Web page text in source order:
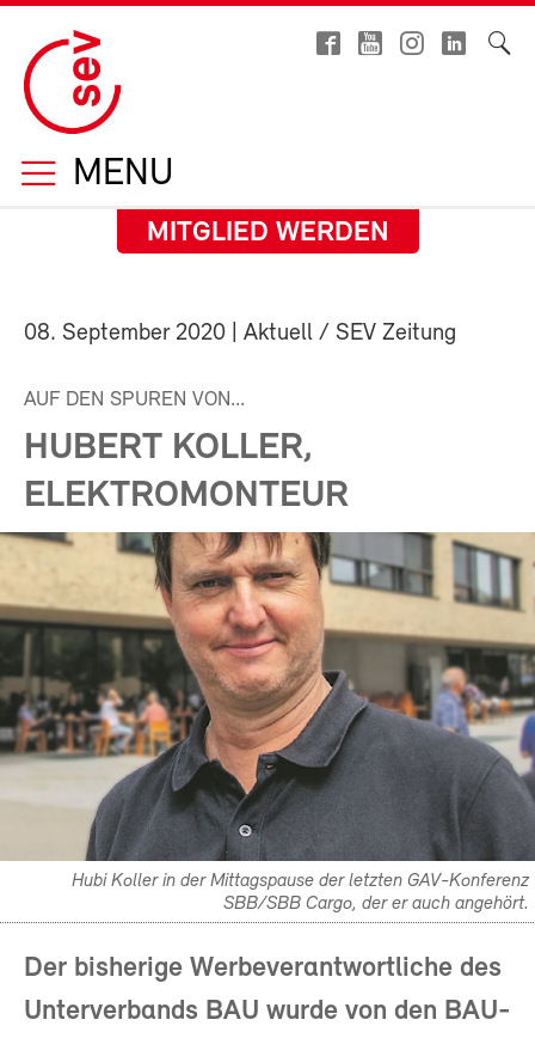
MENU
MITGLIED WERDEN
08. September 2020 | Aktuell / SEV Zeitung
AUF DEN SPUREN VON...
HUBERT KOLLER,
ELEKTROMONTEUR
Hubi Koller in der Mittagspause der letzten GAV-Konferenz
SBB/SBB Cargo, der er auch angehört.
Der bisherige Werbeverantwortliche des
Unterverbands BAU wurde von den BAU-